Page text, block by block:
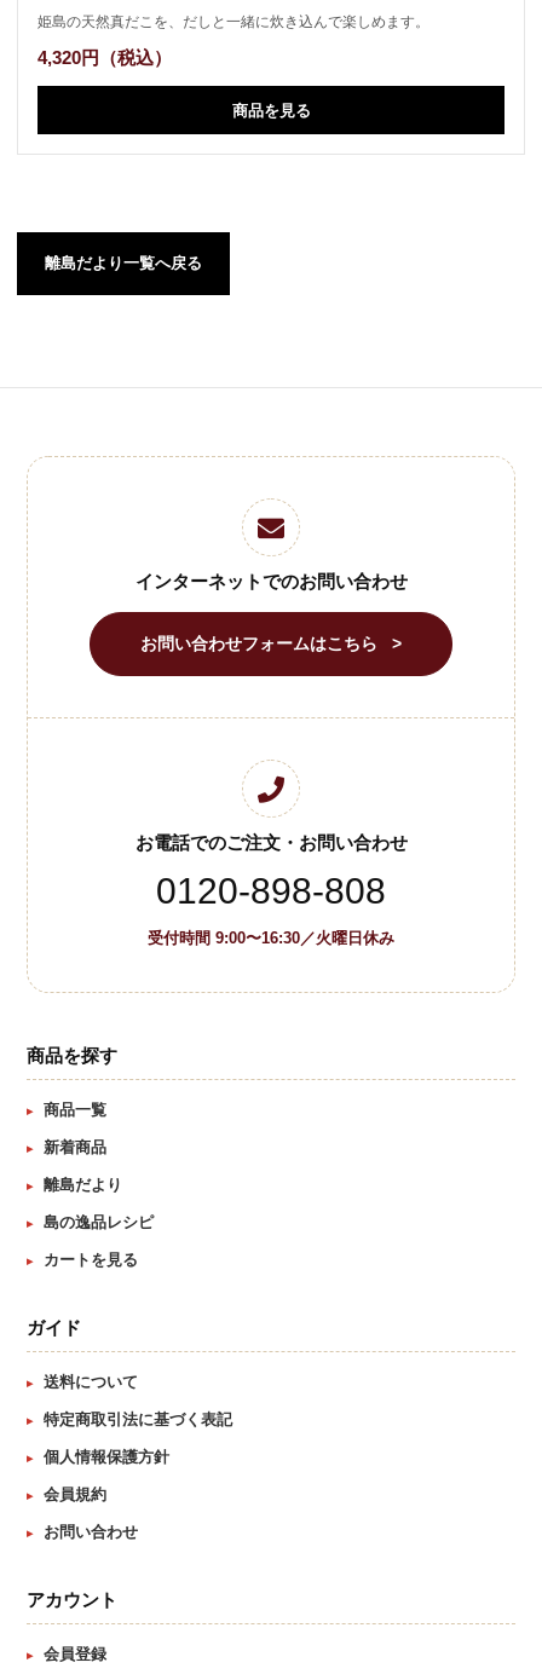
姫島の天然真だこを、だしと一緒に炊き込んで楽しめます。
4,320円（税込）
商品を見る
離島だより一覧へ戻る
インターネットでのお問い合わせ
お問い合わせフォームはこちら
お電話でのご注文・お問い合わせ
0120-898-808
受付時間 9:00〜16:30／火曜日休み
商品を探す
商品一覧
新着商品
離島だより
島の逸品レシピ
カートを見る
ガイド
送料について
特定商取引法に基づく表記
個人情報保護方針
会員規約
お問い合わせ
アカウント
会員登録